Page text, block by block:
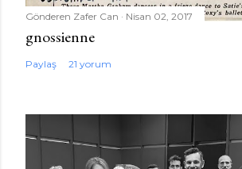
Gönderen Zafer Can Nisan 02, 2017
gnossienne
Paylaş 21 yorum